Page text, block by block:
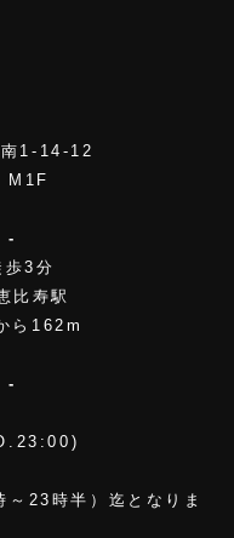
南1-14-12
M1F
-
3分
比寿駅
ら162m
-
23時半）迄となりま